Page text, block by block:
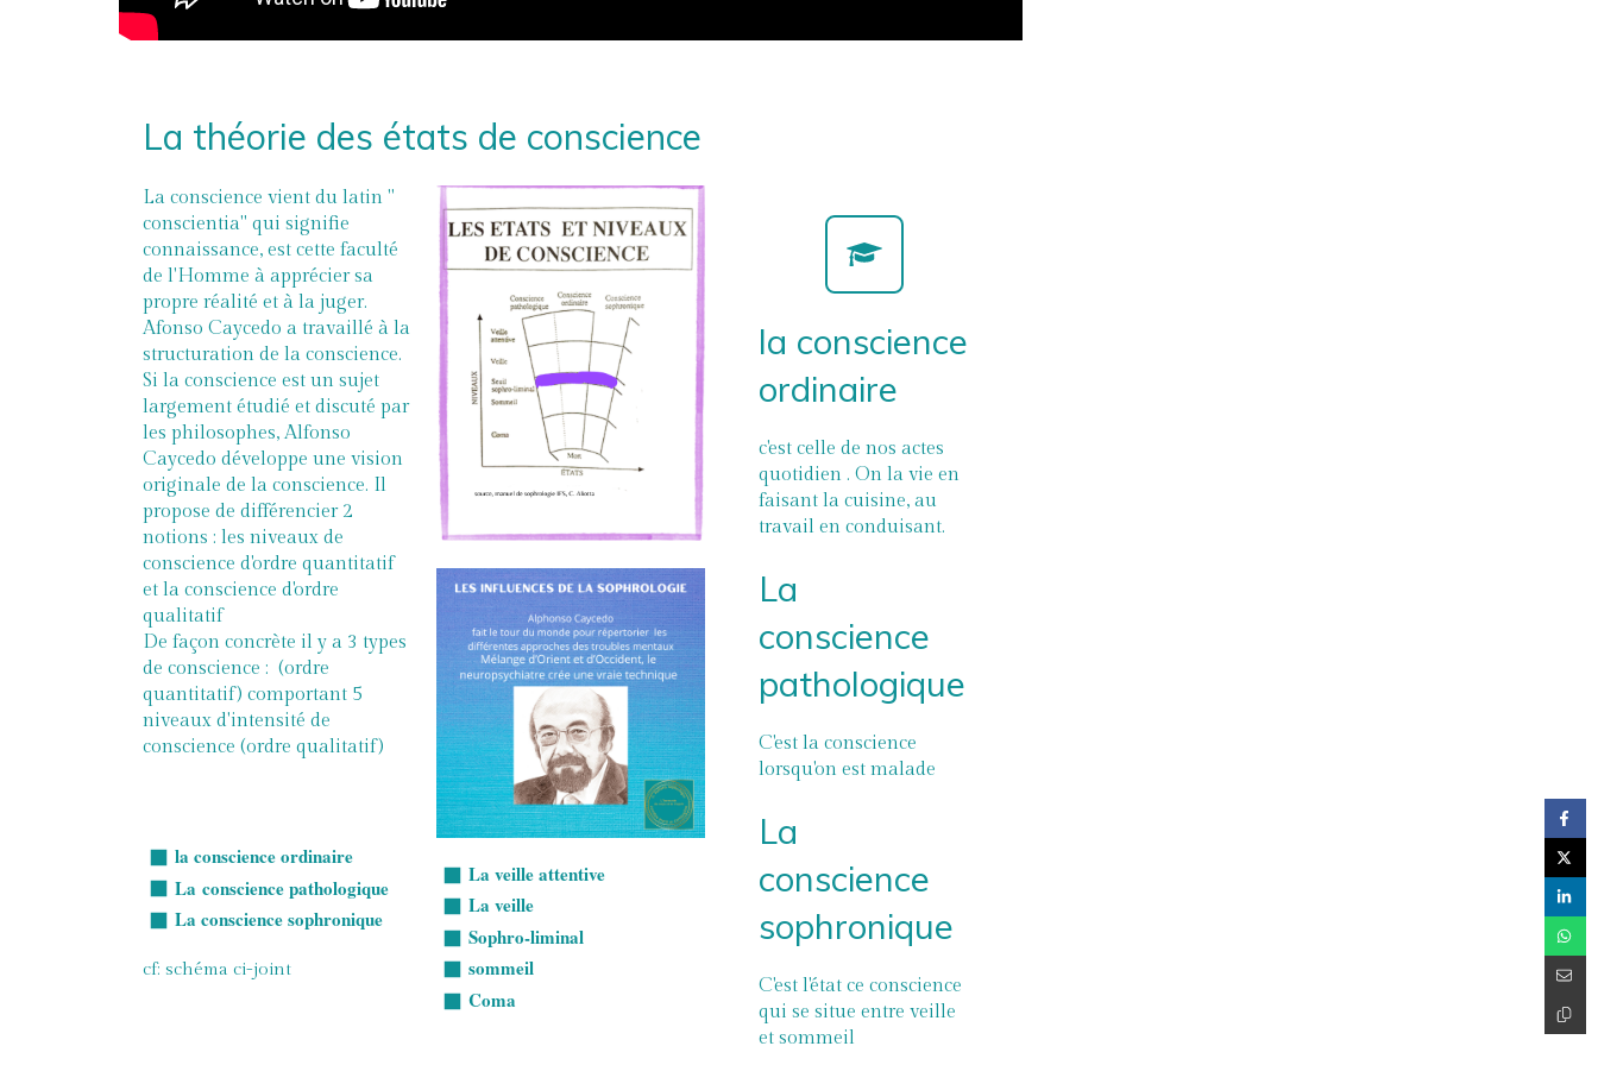
La théorie des états de conscience
La conscience vient du latin "
conscientia" qui signifie
connaissance, est cette faculté
de l'Homme à apprécier sa
propre réalité et à la juger.
Afonso Caycedo a travaillé à la
structuration de la conscience.
Si la conscience est un sujet
largement étudié et discuté par
les philosophes, Alfonso
Caycedo développe une vision
originale de la conscience. Il
propose de différencier 2
notions : les niveaux de
conscience d'ordre quantitatif
et la conscience d'ordre
qualitatif
De façon concrète il y a 3 types
de conscience : (ordre
quantitatif) comportant 5
niveaux d'intensité de
conscience (ordre qualitatif)
la conscience ordinaire
La conscience pathologique
La conscience sophronique
cf: schéma ci-joint
La veille attentive
La veille
Sophro-liminal
sommeil
Coma
la conscience
ordinaire
c'est celle de nos actes
quotidien . On la vie en
faisant la cuisine, au
travail en conduisant.
La
conscience
pathologique
C'est la conscience
lorsqu'on est malade
La
conscience
sophronique
C'est l'état ce conscience
qui se situe entre veille
et sommeil